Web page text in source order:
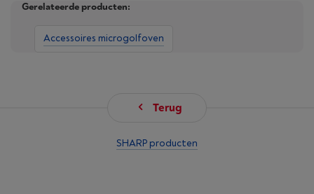
Gerelateerde producten:
Accessoires microgolfoven
Terug
SHARP producten